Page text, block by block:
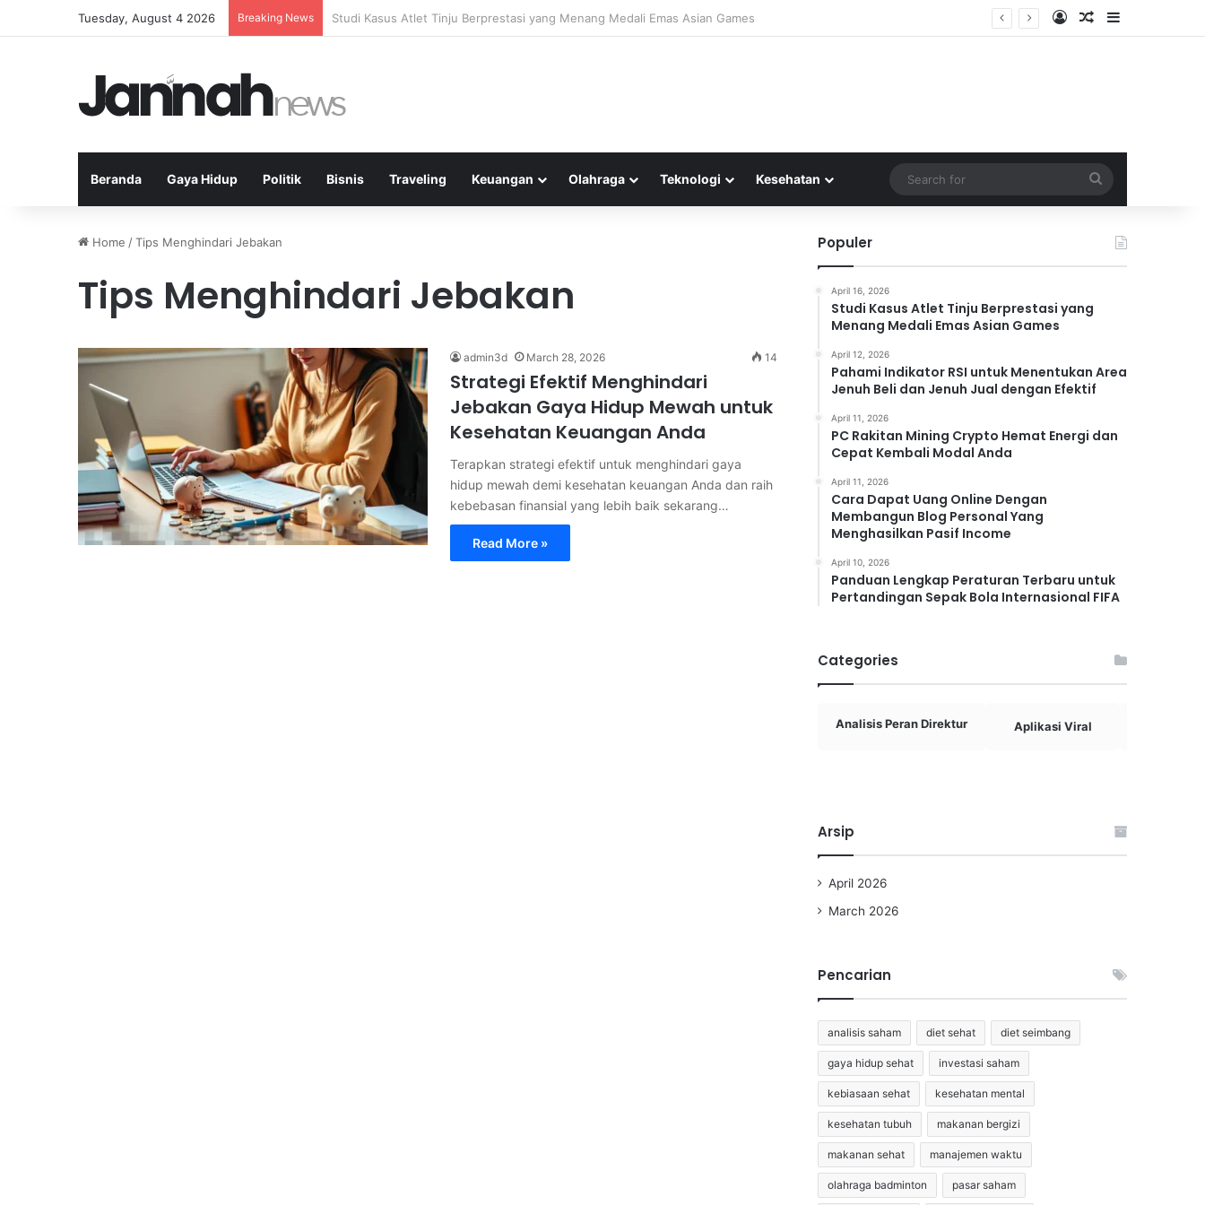
Tuesday, August 4 2026 Breaking News Pahami Indikator RSI untuk Menentukan Area Jenuh Beli dan Jenuh Jual dengan Efektif Log InRandom Article
Sidebar
Beranda Gaya Hidup Politik Bisnis Traveling Keuangan Olahraga Teknologi Kesehatan
for
Home /Tips Menghindari Jebakan
Tips Menghindari Jebakan
admin3d March 28, 2026 14
Strategi Efektif Menghindari
Jebakan Gaya Hidup Mewah untuk
Kesehatan Keuangan Anda
Terapkan strategi efektif untuk menghindari gaya
hidup mewah demi kesehatan keuangan Anda dan raih
kebebasan finansial yang lebih baik sekarang…
Read More »
Populer
April 16, 2026
Studi Kasus Atlet Tinju Berprestasi yang
Menang Medali Emas Asian Games
April 12, 2026
Pahami Indikator RSI untuk Menentukan Area
Jenuh Beli dan Jenuh Jual dengan Efektif
April 11, 2026
PC Rakitan Mining Crypto Hemat Energi dan
Cepat Kembali Modal Anda
April 11, 2026
Cara Dapat Uang Online Dengan
Membangun Blog Personal Yang
Menghasilkan Pasif Income
April 10, 2026
Panduan Lengkap Peraturan Terbaru untuk
Pertandingan Sepak Bola Internasional FIFA
Categories
Analisis Peran Direktur Aplikasi Viral
Arsip
April 2026
March 2026
Pencarian
analisis saham diet sehat diet seimbang
gaya hidup sehat investasi saham
kebiasaan sehat kesehatan mental
kesehatan tubuh makanan bergizi
makanan sehat manajemen waktu
olahraga badminton pasar saham